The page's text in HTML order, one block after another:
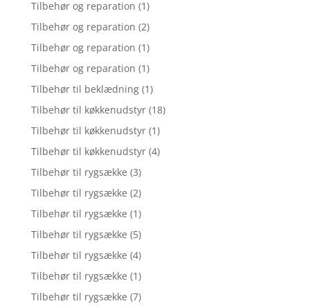
Tilbehør og reparation (1)
Tilbehør og reparation (2)
Tilbehør og reparation (1)
Tilbehør og reparation (1)
Tilbehør til beklædning (1)
Tilbehør til køkkenudstyr (18)
Tilbehør til køkkenudstyr (1)
Tilbehør til køkkenudstyr (4)
Tilbehør til rygsække (3)
Tilbehør til rygsække (2)
Tilbehør til rygsække (1)
Tilbehør til rygsække (5)
Tilbehør til rygsække (4)
Tilbehør til rygsække (1)
Tilbehør til rygsække (7)